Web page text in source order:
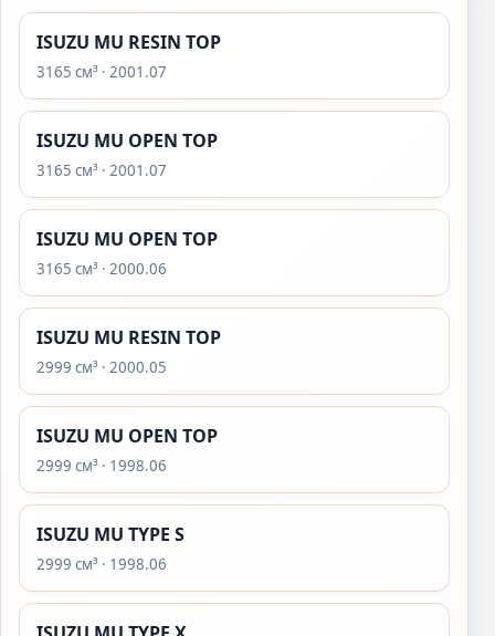
ISUZU MU RESIN TOP
3165 см³ · 2001.07
ISUZU MU OPEN TOP
3165 см³ · 2001.07
ISUZU MU OPEN TOP
3165 см³ · 2000.06
ISUZU MU RESIN TOP
2999 см³ · 2000.05
ISUZU MU OPEN TOP
2999 см³ · 1998.06
ISUZU MU TYPE S
2999 см³ · 1998.06